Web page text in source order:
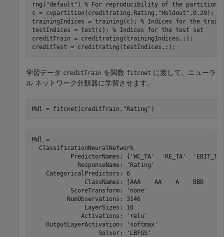
rng( "default" ) % For reproducibility of the partition
c = cvpartition(creditrating.Rating, "Holdout" ,0.20);
trainingIndices = training(c); % Indices for the
testIndices = test(c); % Indices for the test set
creditTrain = creditrating(trainingIndices,:);
creditTest = creditrating(testIndices,:);
学習データ creditTrain を関数 fitcnet に渡して、ニューラ
ル ネットワーク分類器に学習させます。
Mdl = fitcnet(creditTrain, "Rating" )
Mdl =
  ClassificationNeuralNetwork
PredictorNames: {'WC_TA'  'RE_TA'
             ResponseName: 'Rating'
    CategoricalPredictors: 6
ClassNames: [AAA    AA    A    BBB
           ScoreTransform: 'none'
          NumObservations: 3146
               LayerSizes: 10
              Activations: 'relu'
    OutputLayerActivation: 'softmax'
                   Solver: 'LBFGS'